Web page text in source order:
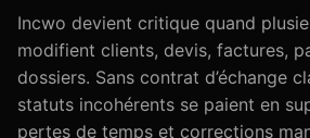
Incwo devient critique quand
modifient clients, devis, factures,
dossiers. Sans contrat d’échange
statuts incohérents se paient en
pertes de temps et corrections